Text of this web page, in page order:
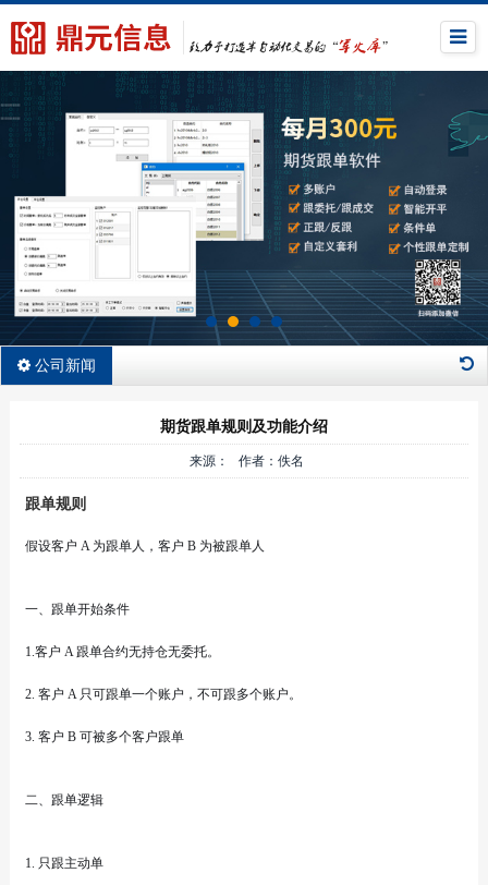
公司新闻
期货跟单规则及功能介绍
来源： 作者：佚名
跟单规则
假设客户 A 为跟单人，客户 B 为被跟单人
一、跟单开始条件
1.客户 A 跟单合约无持仓无委托。
2. 客户 A 只可跟单一个账户，不可跟多个账户。
3. 客户 B 可被多个客户跟单
二、跟单逻辑
1. 只跟主动单